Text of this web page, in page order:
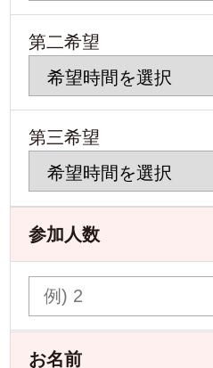
第二希望
第三希望
参加人数
お名前